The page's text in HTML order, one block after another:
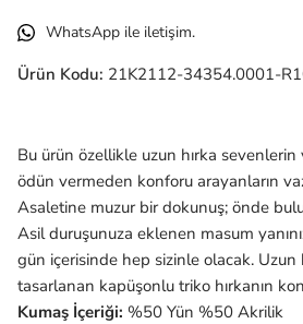
WhatsApp ile iletişim.
Ürün Kodu: 21K2112-34354.0001-
Bu ürün özellikle uzun hırka
ödün vermeden konforu arayanların
Asaletine muzur bir dokunuş; önde
Asil duruşunuza eklenen masum
gün içerisinde hep sizinle olacak.
tasarlanan kapüşonlu triko hırkanın
Kumaş İçeriği: %50 Yün %50 Akrilik